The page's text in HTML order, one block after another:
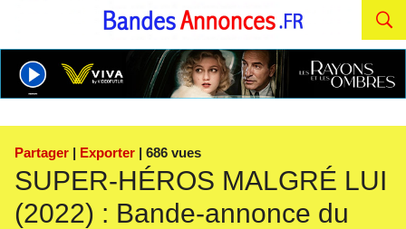
Partager | Exporter | 686 vues
SUPER-HÉROS MALGRÉ LUI
(2022) : Bande-annonce du